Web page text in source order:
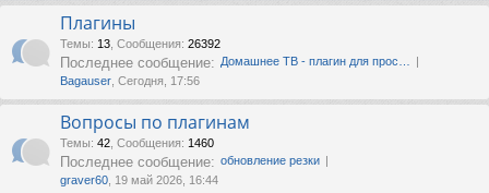
и
Плагины
Темы: 13 Сообщения: 26392
Последнее сообщение: Домашнее ТВ - плагин для прос…
Bagauser , Сегодня, 17:56
Вопросы по плагинам
Темы: 42 Сообщения: 1460
Последнее сообщение: обновление резки
graver60 , 19 май 2026, 16:44